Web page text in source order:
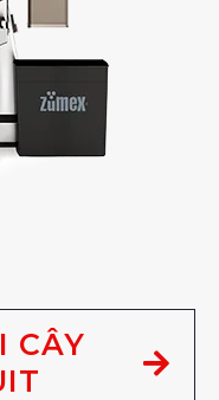
CÂY